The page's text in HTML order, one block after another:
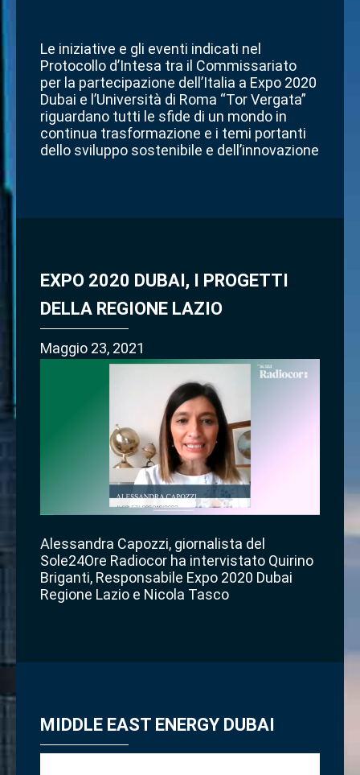
Le iniziative e gli eventi indicati nel
Protocollo d’Intesa tra il Commissariato
per la partecipazione dell’Italia a Expo 2020
Dubai e l’Università di Roma “Tor Vergata”
riguardano tutti le sfide di un mondo in
continua trasformazione e i temi portanti
dello sviluppo sostenibile e dell’innovazione
EXPO 2020 DUBAI, I PROGETTI
DELLA REGIONE LAZIO
Maggio 23, 2021
Alessandra Capozzi, giornalista del
Sole24Ore Radiocor ha intervistato Quirino
Briganti, Responsabile Expo 2020 Dubai
Regione Lazio e Nicola Tasco
MIDDLE EAST ENERGY DUBAI